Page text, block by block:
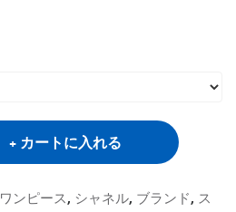
カートに入れる
ワンピース, シャネル, ブランド, ス